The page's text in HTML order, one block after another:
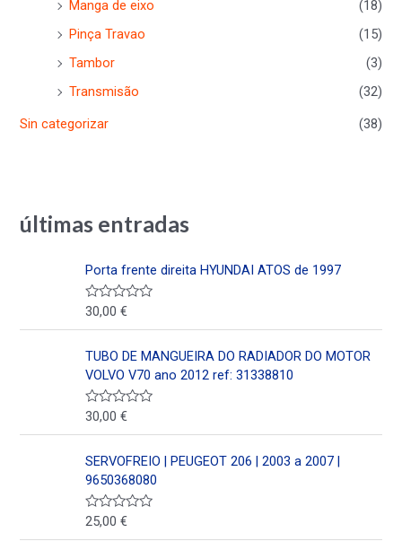
Manga de eixo
(18)
Pinça Travao
(15)
Tambor
(3)
Transmisão
(32)
Sin categorizar
(38)
últimas entradas
Porta frente direita HYUNDAI ATOS de 1997
V
o
r
a
o
e
n
0
e
5
30,00€
TUBO DE MANGUEIRA DO RADIADOR DO MOTOR
VOLVO V70 ano 2012 ref: 31338810
V
o
r
a
o
e
n
0
30,00€
SERVOFREIO | PEUGEOT 206 | 2003 a 2007 |
9650368080
V
25,00€